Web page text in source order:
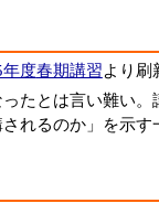
年度春期講習より刷
たとは言い難い
れるのか」を示